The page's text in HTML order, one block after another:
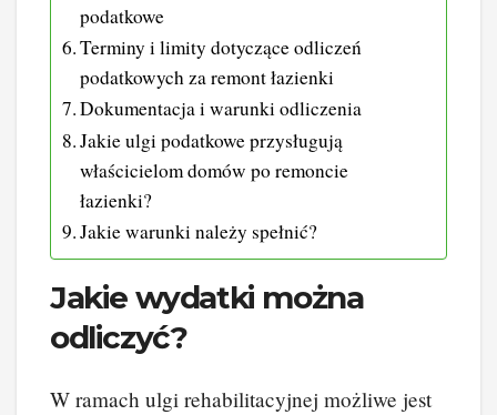
podatkowe
Terminy i limity dotyczące odliczeń
podatkowych za remont łazienki
Dokumentacja i warunki odliczenia
Jakie ulgi podatkowe przysługują
właścicielom domów po remoncie
łazienki?
Jakie warunki należy spełnić?
Jakie wydatki można
odliczyć?
W ramach ulgi rehabilitacyjnej możliwe jest